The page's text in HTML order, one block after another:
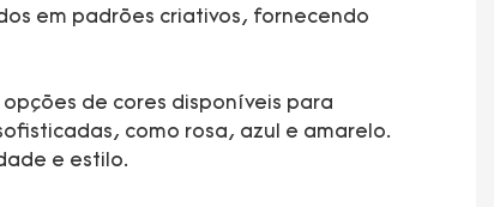
em padrões criativos, fornecendo
de cores disponíveis para
como rosa, azul e amarelo.
e estilo.